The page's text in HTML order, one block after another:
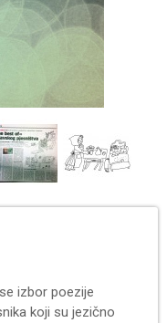
izbor poezije
koji su jezično